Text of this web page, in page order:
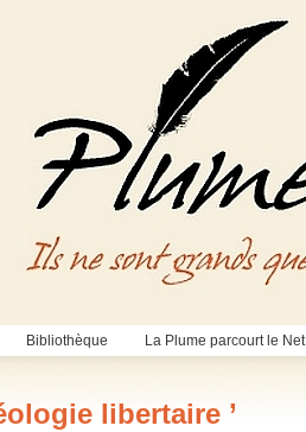
Bibliothèque La Plume parcourt le Net
libertaire ’